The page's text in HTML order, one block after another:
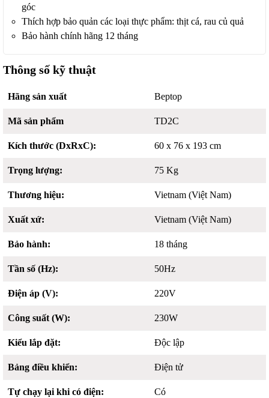
góc
Thích hợp bảo quản các loại thực phẩm: thịt cá, rau củ quả
Bảo hành chính hãng 12 tháng
Thông số kỹ thuật
Hãng sản xuất Beptop
Mã sản phẩm TD2C
Kích thước (DxRxC): 60 x 76 x 193 cm
Trọng lượng: 75 Kg
Thương hiệu: Vietnam (Việt Nam)
Xuất xứ: Vietnam (Việt Nam)
Bảo hành: 18 tháng
Tần số (Hz): 50Hz
Điện áp (V): 220V
Công suất (W): 230W
Kiểu lắp đặt: Độc lập
Bảng điều khiển: Điện tử
Tự chạy lại khi có điện: Có